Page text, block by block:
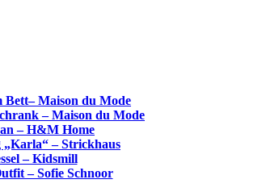
Bett– Maison du Mode
– Maison du Mode
– H&M Home
„Karla“ – Strickhaus
– Kidsmill
– Sofie Schnoor